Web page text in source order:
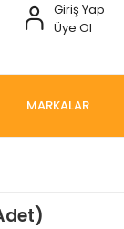
Giriş Yap
Üye Ol
MARKALAR